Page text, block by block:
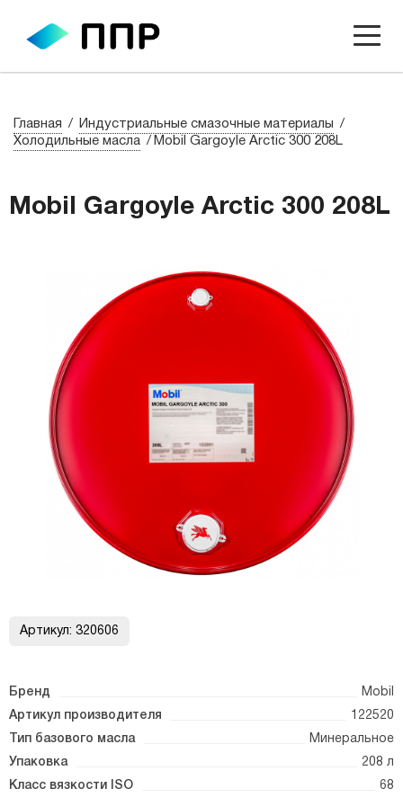
Главная
Индустриальные смазочные материалы
Холодильные масла
Mobil Gargoyle Arctic 300 208L
Mobil Gargoyle Arctic 300 208L
Артикул: 320606
Бренд
Mobil
Артикул производителя
122520
Тип базового масла
Минеральное
Упаковка
208 л
Класс вязкости ISO
68